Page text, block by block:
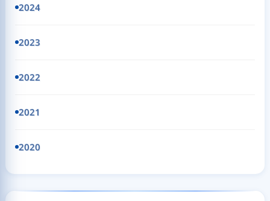
2024
2023
2022
2021
2020